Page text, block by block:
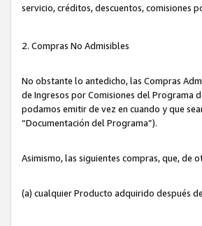
servicio, créditos, descuentos, comisiones
2. Compras No Admisibles
No obstante lo antedicho, las Compras
de Ingresos por Comisiones del Programa
podamos emitir de vez en cuando y que
“Documentación del Programa”).
Asimismo, las siguientes compras, que, de
(a) cualquier Producto adquirido después